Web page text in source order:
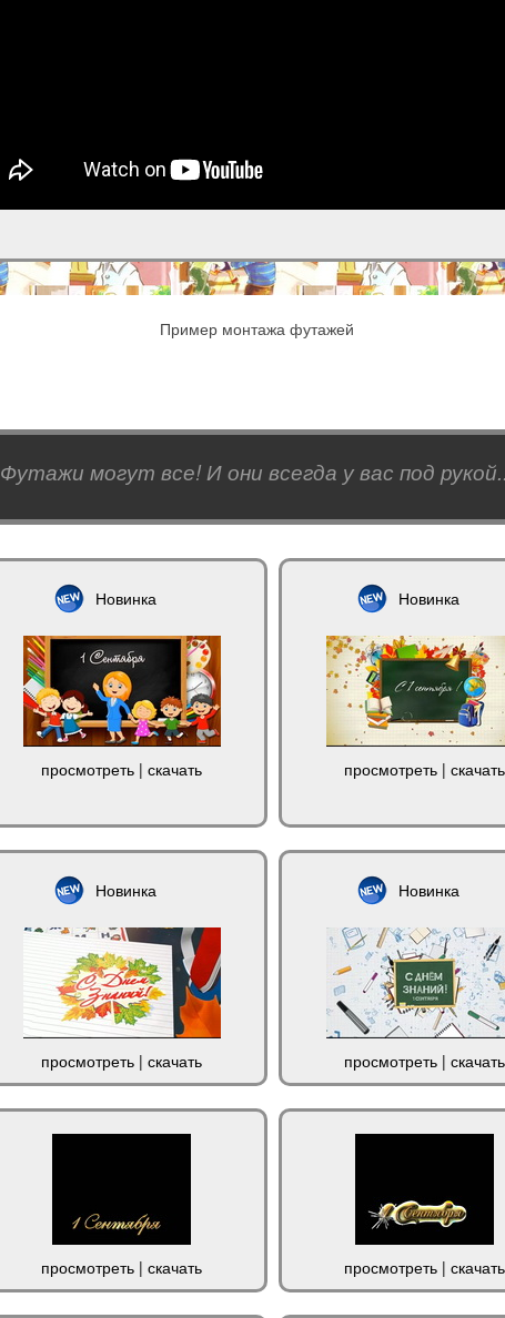
Пример монтажа футажей
Футажи могут все! И они всегда у вас под
Новинка
просмотреть | скачать
Новинка
просмотреть | скачать
Новинка
просмотреть | скачать
Новинка
просмотреть | скачать
просмотреть | скачать просмотреть | скачать